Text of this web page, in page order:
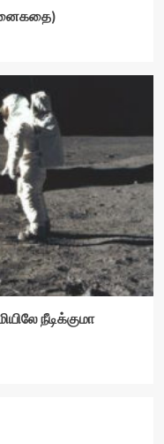
நீடிக்குமா